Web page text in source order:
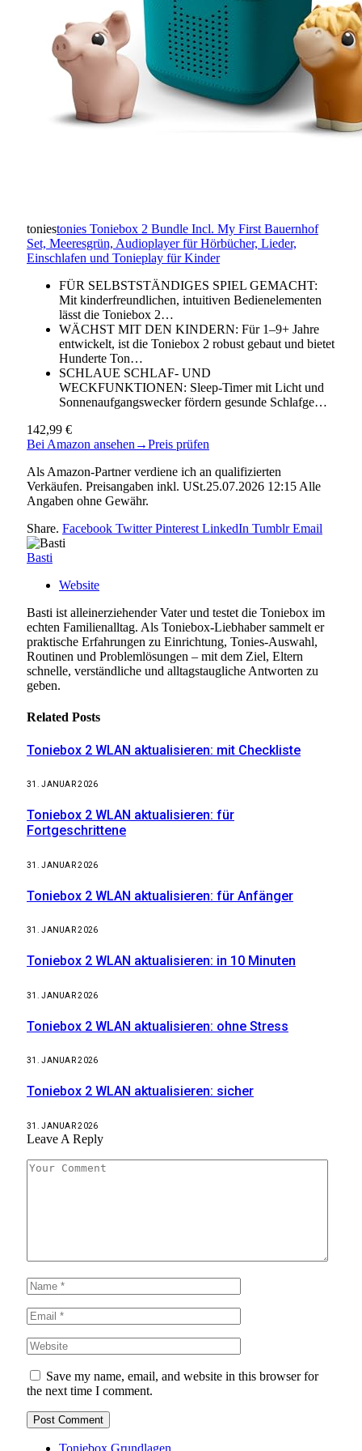
toniestonies Toniebox 2 Bundle Incl. My First Bauernhof
Set, Meeresgrün, Audioplayer für Hörbücher, Lieder,
Einschlafen und Tonieplay für Kinder
FÜR SELBSTSTÄNDIGES SPIEL GEMACHT:
Mit kinderfreundlichen, intuitiven Bedienelementen
lässt die Toniebox 2…
WÄCHST MIT DEN KINDERN: Für 1–9+ Jahre
entwickelt, ist die Toniebox 2 robust gebaut und bietet
Hunderte Ton…
SCHLAUE SCHLAF- UND
WECKFUNKTIONEN: Sleep-Timer mit Licht und
Sonnenaufgangswecker fördern gesunde Schlafge…
142,99 €
Bei Amazon ansehen →Preis prüfen
Als Amazon-Partner verdiene ich an qualifizierten
Verkäufen. Preisangaben inkl. USt.25.07.2026 12:15 Alle
Angaben ohne Gewähr.
Share. Facebook Twitter Pinterest LinkedIn Tumblr Email
Basti
Website
Basti ist alleinerziehender Vater und testet die Toniebox im
echten Familienalltag. Als Toniebox-Liebhaber sammelt er
praktische Erfahrungen zu Einrichtung, Tonies-Auswahl,
Routinen und Problemlösungen – mit dem Ziel, Eltern
schnelle, verständliche und alltagstaugliche Antworten zu
geben.
Related Posts
Toniebox 2 WLAN aktualisieren: mit Checkliste
31. JANUAR 2026
Toniebox 2 WLAN aktualisieren: für
Fortgeschrittene
31. JANUAR 2026
Toniebox 2 WLAN aktualisieren: für Anfänger
31. JANUAR 2026
Toniebox 2 WLAN aktualisieren: in 10 Minuten
31. JANUAR 2026
Toniebox 2 WLAN aktualisieren: ohne Stress
31. JANUAR 2026
Toniebox 2 WLAN aktualisieren: sicher
31. JANUAR 2026
Leave A Reply
Save my name, email, and website in this browser for
the next time I comment.
Toniebox Grundlagen